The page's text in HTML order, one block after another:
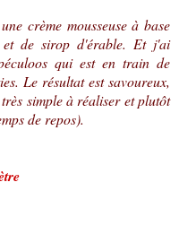
crème mousseuse à base
de sirop d'érable. Et j'ai
qui est en train de
Le résultat est savoureux,
simple à réaliser et plutôt
de repos).